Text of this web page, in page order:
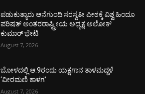
ಪಡುಕುತ್ಯಾರು ಆನೆಗುಂದಿ ಸರಸ್ವತೀ ಪೀಠಕ್ಕೆ ವಿಶ್ವ ಹಿಂದೂ
ಪರಿಷತ್ ಅಂತರರಾಷ್ಟ್ರೀಯ ಅಧ್ಯಕ್ಷ ಅಲೋಕ್
ಕುಮಾರ್ ಭೇಟಿ
August 7, 2026
ಬೋಳದಲ್ಲಿ ಆ.9ರಂದು ಯಕ್ಷಗಾನ ತಾಳಮದ್ದಳೆ
‘ವೀರಮಣಿ ಕಾಳಗ’
August 7, 2026